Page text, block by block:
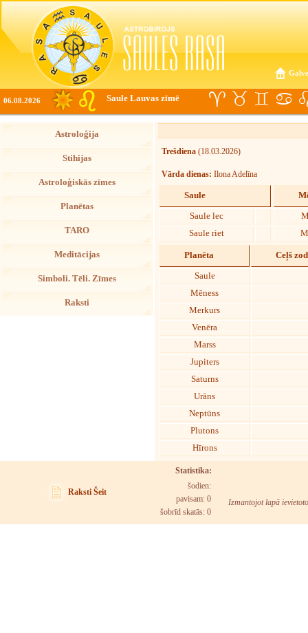
06.08.2026 Saule Lauvas zīmē
Astroloģija
Stihijas
Astroloģiskās zīmes
Planētas
TARO
Meditācijas
Simboli. Tēli. Zīmes
Raksti
Trešdiena (18.03.2026)
Vārda dienas: Ilona Adelīna
Saule
Saule lec
Saule riet
Planēta Ceļš
Saule
Mēness
Merkurs
Venēra
Marss
Jupiters
Saturns
Urāns
Neptūns
Plutons
Hīrons
Raksti Šeit
Statistika:
šodien:
pavisam: 0
šobrīd skatās: 0
Izmantojot lapā